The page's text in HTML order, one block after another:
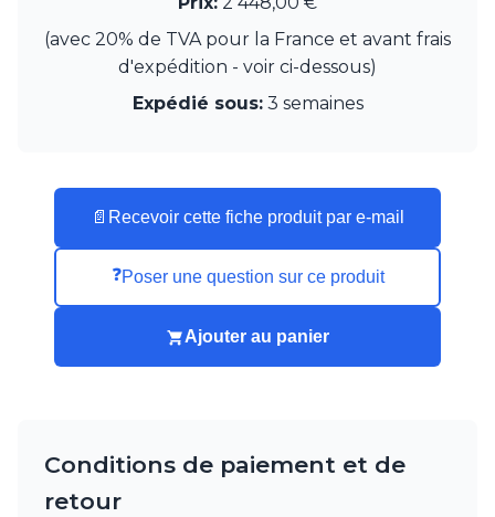
(avec 20% de TVA pour la France et avant frais
d'expédition - voir ci-dessous)
Expédié sous:3 semaines
📄 Recevoir cette fiche produit par e-mail
❓Poser une question sur ce produit
Ajouter au panier
Conditions de paiement et de
retour